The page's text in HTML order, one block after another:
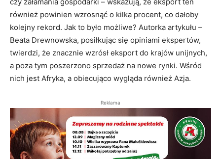
również powinien wzrosnąć o kilka procent, co dałoby
kolejny rekord. Jak to było możliwe? Autorka artykułu –
Beata Drewnowska, posiłkując się opiniami ekspertów,
twierdzi, że znacznie wzrósł eksport do krajów unijnych,
a poza tym poszerzono sprzedaż na nowe rynki. Wśród
nich jest Afryka, a obiecująco wygląda również Azja.
Reklama